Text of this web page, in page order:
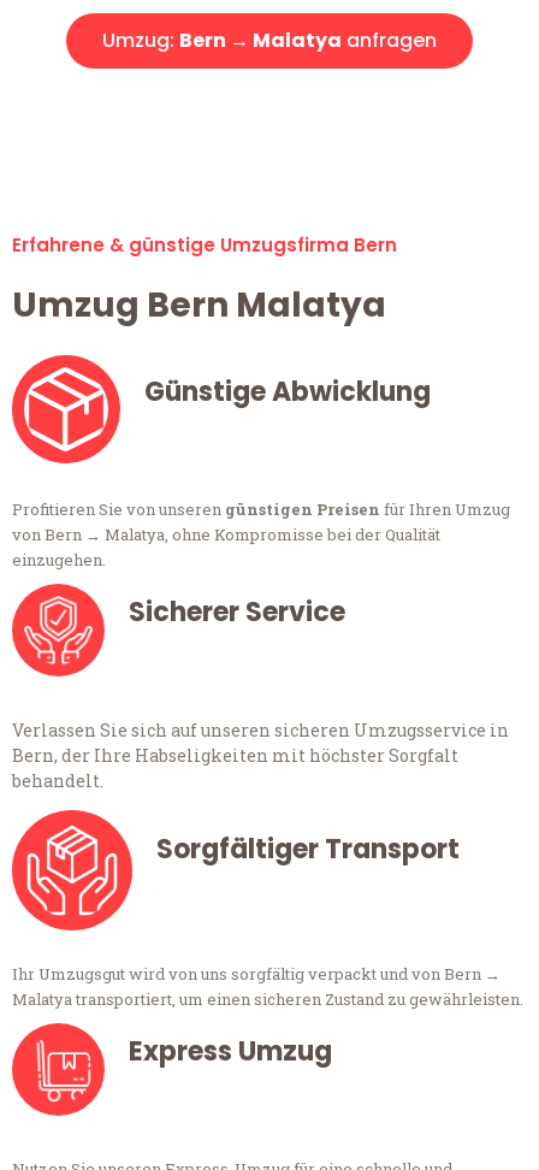
Umzug: Bern → Malatya anfragen
Erfahrene & günstige Umzugsfirma Bern
Umzug Bern Malatya
Günstige Abwicklung
Profitieren Sie von unseren günstigen Preisen für Ihren Umzug
von Bern → Malatya, ohne Kompromisse bei der Qualität
einzugehen.
Sicherer Service
Verlassen Sie sich auf unseren sicheren Umzugsservice in
Bern, der Ihre Habseligkeiten mit höchster Sorgfalt
behandelt.
Sorgfältiger Transport
Ihr Umzugsgut wird von uns sorgfältig verpackt und von Bern →
Malatya transportiert, um einen sicheren Zustand zu gewährleisten.
Express Umzug